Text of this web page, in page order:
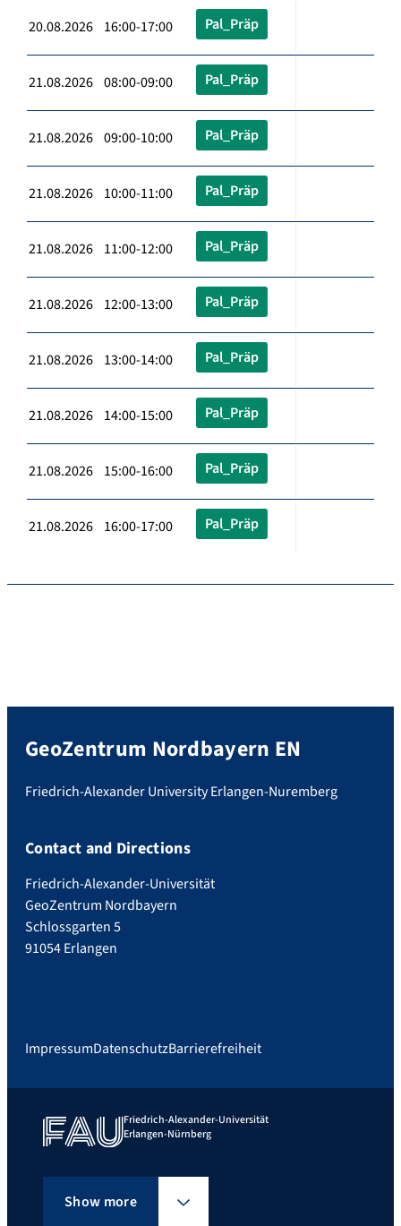
20.08.2026 16:00-17:00 Pal_Präp
21.08.2026 08:00-09:00 Pal_Präp
21.08.2026 09:00-10:00 Pal_Präp
21.08.2026 10:00-11:00 Pal_Präp
21.08.2026 11:00-12:00 Pal_Präp
21.08.2026 12:00-13:00 Pal_Präp
21.08.2026 13:00-14:00 Pal_Präp
21.08.2026 14:00-15:00 Pal_Präp
21.08.2026 15:00-16:00 Pal_Präp
21.08.2026 16:00-17:00 Pal_Präp
GeoZentrum Nordbayern EN
Friedrich-Alexander University Erlangen-Nuremberg
Contact and Directions
Friedrich-Alexander-Universität
GeoZentrum Nordbayern
Schlossgarten 5
91054 Erlangen
ImpressumDatenschutzBarrierefreiheit
Friedrich-Alexander-Universität
Erlangen-Nürnberg
Show more